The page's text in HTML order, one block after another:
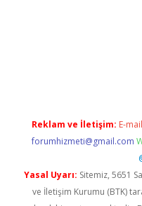
Reklam ve İletişim: E-
forumhizmeti@gmail.com
Yasal Uyarı: Sitemiz, 5651
ve İletişim Kurumu (BTK)